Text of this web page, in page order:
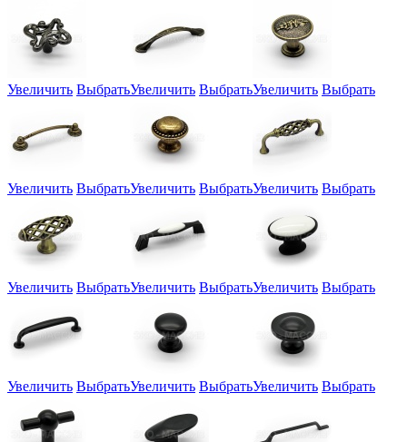
Увеличить ВыбратьУвеличить ВыбратьУвеличить Выбрать
Увеличить ВыбратьУвеличить ВыбратьУвеличить Выбрать
Увеличить ВыбратьУвеличить ВыбратьУвеличить Выбрать
Увеличить ВыбратьУвеличить ВыбратьУвеличить Выбрать